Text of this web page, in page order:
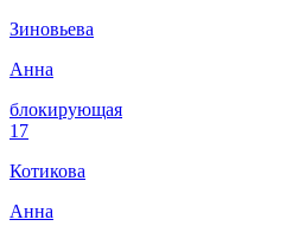
Зиновьева
Анна
блокирующая
17
Котикова
Анна